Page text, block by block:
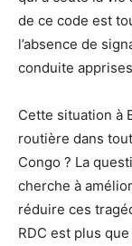
de ce code est
l’absence de
conduite
Cette situation à
routière dans
Congo ? La
cherche à
réduire ces
RDC est plus